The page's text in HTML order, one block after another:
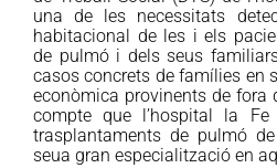
una de les necessitats
habitacional de les i els
de pulmó i dels seus
casos concrets de famílies en
econòmica provinents de fora
compte que l’hospital la
trasplantaments de pulmó
seua gran especialització en